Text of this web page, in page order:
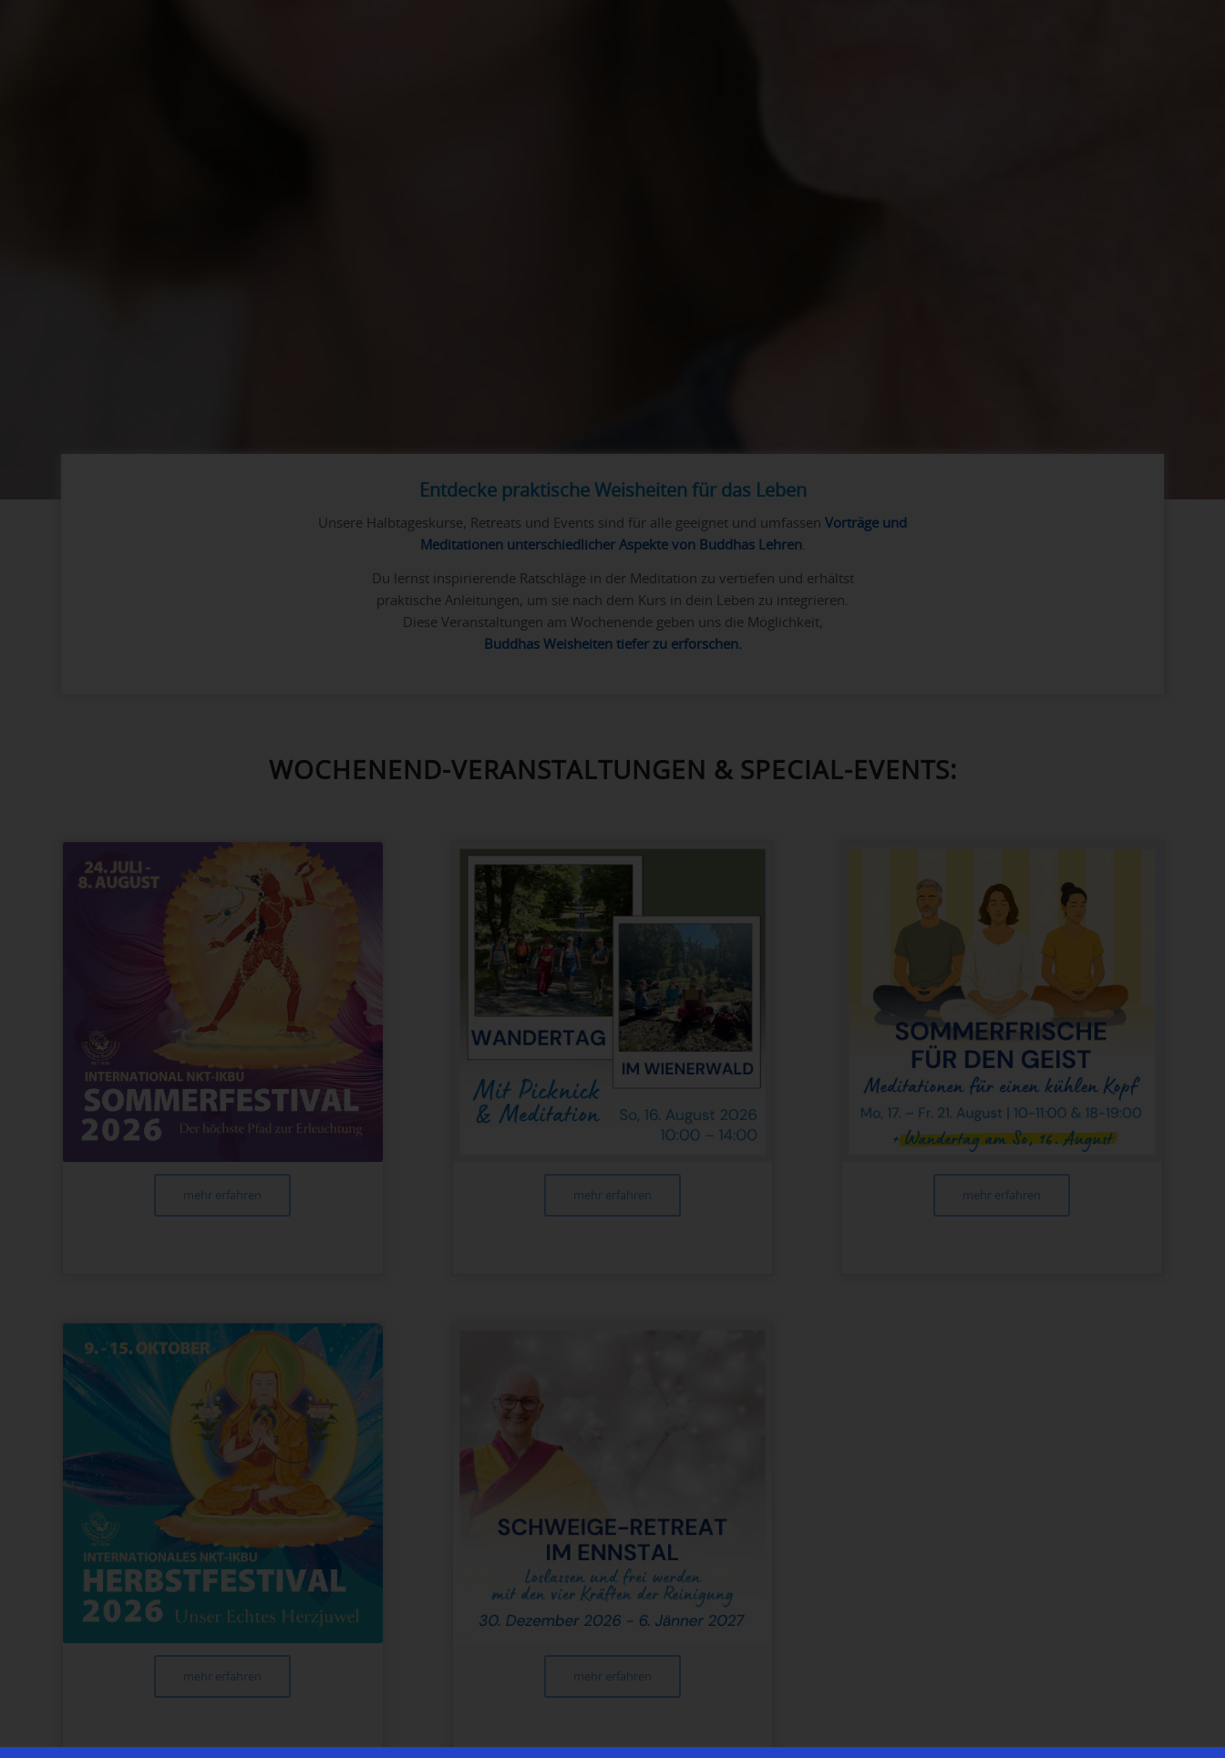
Entdecke praktische Weisheiten für das Leben
Unsere Halbtageskurse, Retreats und Events sind für alle geeignet und umfassen Vorträge und
Meditationen unterschiedlicher Aspekte von Buddhas Lehren.
Du lernst inspirierende Ratschläge in der Meditation zu vertiefen und erhältst
praktische Anleitungen, um sie nach dem Kurs in dein Leben zu integrieren.
Diese Veranstaltungen am Wochenende geben uns die Möglichkeit,
Buddhas Weisheiten tiefer zu erforschen.
WOCHENEND-VERANSTALTUNGEN & SPECIAL-EVENTS:
mehr erfahren mehr erfahren mehr erfahren
mehr erfahren mehr erfahren